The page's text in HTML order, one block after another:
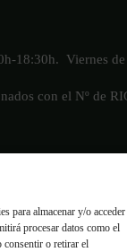
para almacenar y/o acceder
procesar datos como el
consentir o retirar el
18:30h. Viernes
con el Nº de